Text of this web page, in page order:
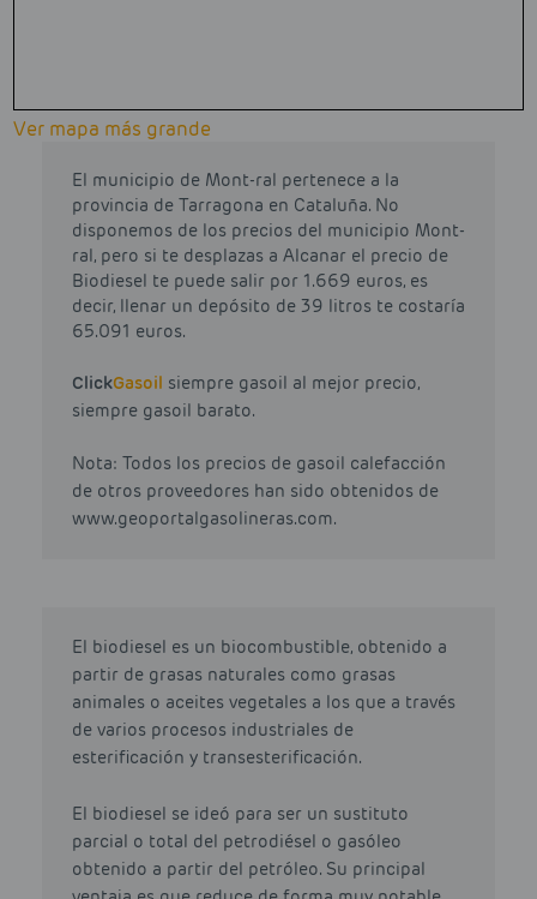
Ver mapa más grande
El municipio de Mont-ral pertenece a la
provincia de Tarragona en Cataluña. No
disponemos de los precios del municipio Mont-
ral, pero si te desplazas a Alcanar el precio de
Biodiesel te puede salir por 1.669 euros, es
decir, llenar un depósito de 39 litros te costaría
65.091 euros.
ClickGasoil siempre gasoil al mejor precio,
siempre gasoil barato.
Nota: Todos los precios de gasoil calefacción
de otros proveedores han sido obtenidos de
www.geoportalgasolineras.com.
El biodiesel es un biocombustible, obtenido a
partir de grasas naturales como grasas
animales o aceites vegetales a los que a través
de varios procesos industriales de
esterificación y transesterificación.
El biodiesel se ideó para ser un sustituto
parcial o total del petrodiésel o gasóleo
obtenido a partir del petróleo. Su principal